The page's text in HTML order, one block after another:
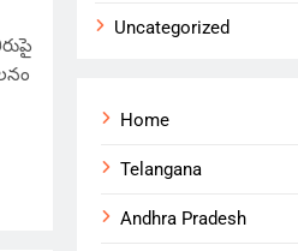
Uncategorized
Home
Telangana
Andhra Pradesh